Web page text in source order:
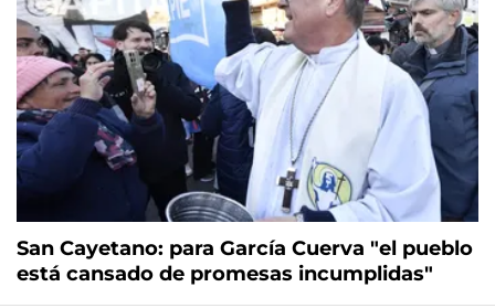
San Cayetano: para García Cuerva "el pueblo
está cansado de promesas incumplidas"